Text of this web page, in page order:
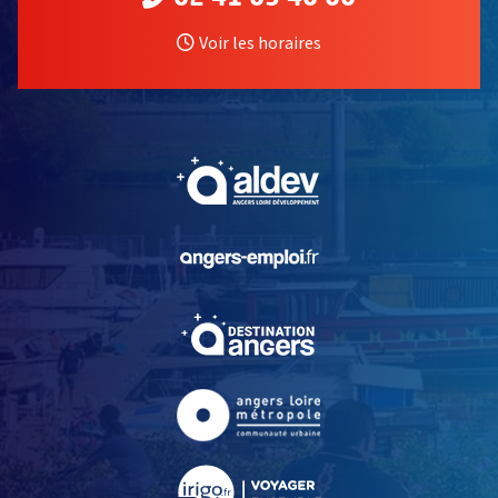
Voir les horaires
, Ouvre une nouvelle
, Ouvre une nouvelle